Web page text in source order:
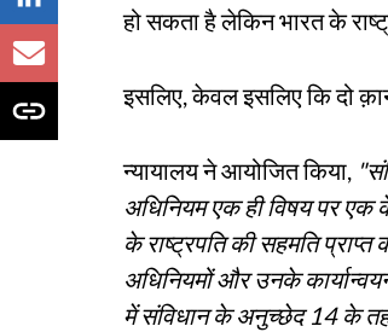
हो सकता है लेकिन भारत के
इसलिए, केवल इसलिए कि दो
न्यायालय ने आयोजित किया,
अधिनियम एक ही विषय पर एक
के राष्ट्रपति की सहमति प्राप्त
अधिनियमों और उनके
में संविधान के अनुच्छेद 14 के तहत